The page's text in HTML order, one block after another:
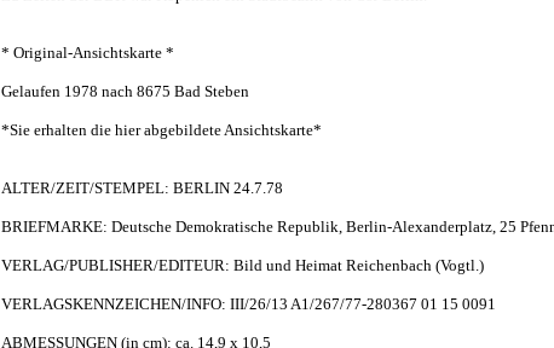
* Original-Ansichtskarte *
Gelaufen 1978 nach 8675 Bad Steben
*Sie erhalten die hier abgebildete Ansichtskarte*
ALTER/ZEIT/STEMPEL: BERLIN 24.7.78
BRIEFMARKE: Deutsche Demokratische Republik, Berlin-Alexanderplatz, 25
VERLAG/PUBLISHER/EDITEUR: Bild und Heimat Reichenbach (Vogtl.)
VERLAGSKENNZEICHEN/INFO: III/26/13 A1/267/77-280367 01 15 0091
ABMESSUNGEN (in cm): ca. 14,9 x 10,5